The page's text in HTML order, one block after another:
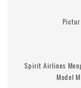
Spirit Airlines
Model